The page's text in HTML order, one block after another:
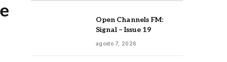
Open Channels FM:
Signal – Issue 19
agosto 7, 2026